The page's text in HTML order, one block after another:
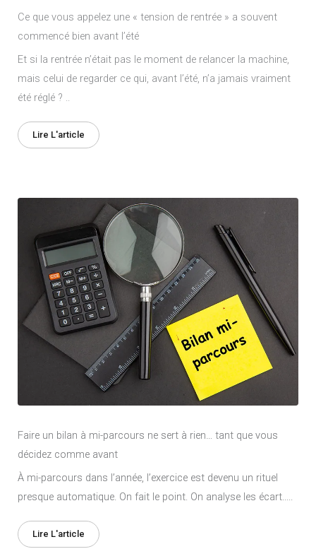
Ce que vous appelez une « tension de rentrée » a souvent
commencé bien avant l’été
Et si la rentrée n’était pas le moment de relancer la machine,
mais celui de regarder ce qui, avant l’été, n’a jamais vraiment
été réglé ? ..
Lire L'article
Faire un bilan à mi-parcours ne sert à rien… tant que vous
décidez comme avant
À mi-parcours dans l’année, l’exercice est devenu un rituel
presque automatique. On fait le point. On analyse les écart.....
Lire L'article